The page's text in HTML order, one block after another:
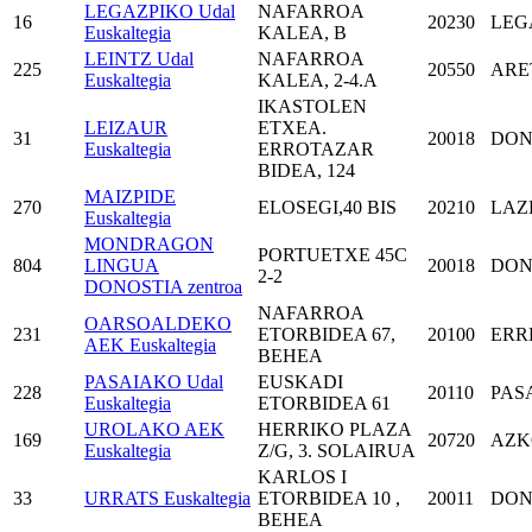
16
LEGAZPIKO Udal
Euskaltegia
NAFARROA
KALEA, B
20230
225
LEINTZ Udal
Euskaltegia
NAFARROA
KALEA, 2-4.A
20550
31
LEIZAUR
Euskaltegia
IKASTOLEN
ETXEA.
ERROTAZAR
BIDEA, 124
20018
270
MAIZPIDE
Euskaltegia
ELOSEGI,40 BIS 20210
804
MONDRAGON
LINGUA
DONOSTIA zentroa
PORTUETXE 45C
2-2
20018
231
OARSOALDEKO
AEK Euskaltegia
NAFARROA
ETORBIDEA 67,
BEHEA
20100
228
PASAIAKO Udal
Euskaltegia
EUSKADI
ETORBIDEA 61
20110
169
UROLAKO AEK
Euskaltegia
HERRIKO PLAZA
Z/G, 3. SOLAIRUA
20720
33 URRATS Euskaltegia
KARLOS I
ETORBIDEA 10 ,
BEHEA
20011